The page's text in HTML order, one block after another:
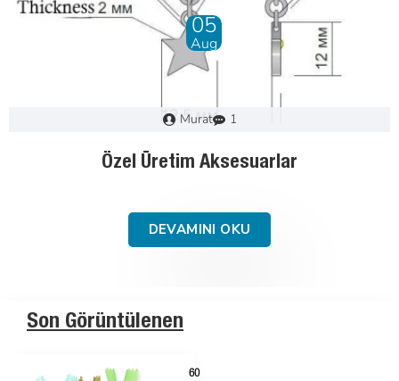
28
Dec
Murat
Fermuar Nasıl Seçilir : Adım Adım Kılavuz
DEVAMINI OKU
Son Görüntülenen
60